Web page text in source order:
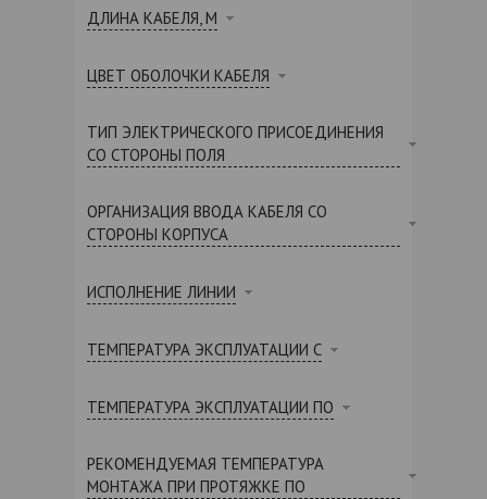
ДЛИНА КАБЕЛЯ, М
ЦВЕТ ОБОЛОЧКИ КАБЕЛЯ
ТИП ЭЛЕКТРИЧЕСКОГО ПРИСОЕДИНЕНИЯ
СО СТОРОНЫ ПОЛЯ
ОРГАНИЗАЦИЯ ВВОДА КАБЕЛЯ СО
СТОРОНЫ КОРПУСА
ИСПОЛНЕНИЕ ЛИНИИ
ТЕМПЕРАТУРА ЭКСПЛУАТАЦИИ С
ТЕМПЕРАТУРА ЭКСПЛУАТАЦИИ ПО
РЕКОМЕНДУЕМАЯ ТЕМПЕРАТУРА
МОНТАЖА ПРИ ПРОТЯЖКЕ ПО